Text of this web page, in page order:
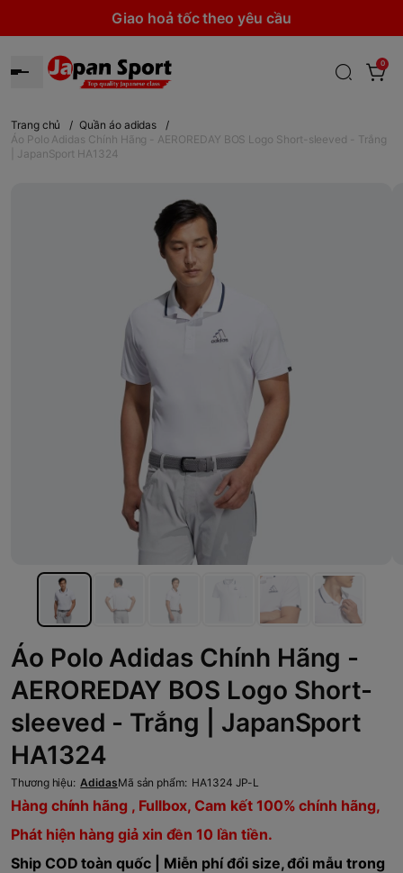
Giao hoả tốc theo yêu cầu
0
Trang chủ / Quần áo adidas
/
Áo Polo Adidas Chính Hãng - AEROREDAY BOS Logo Short-sleeved - Trắng
| JapanSport HA1324
Áo Polo Adidas Chính Hãng -
AEROREDAY BOS Logo Short-
sleeved - Trắng | JapanSport
HA1324
Thương hiệu: AdidasMã sản phẩm: HA1324 JP-L
Hàng chính hãng , Fullbox, Cam kết 100% chính hãng,
Phát hiện hàng giả xin đền 10 lần tiền.
Ship COD toàn quốc | Miễn phí đổi size, đổi mẫu trong